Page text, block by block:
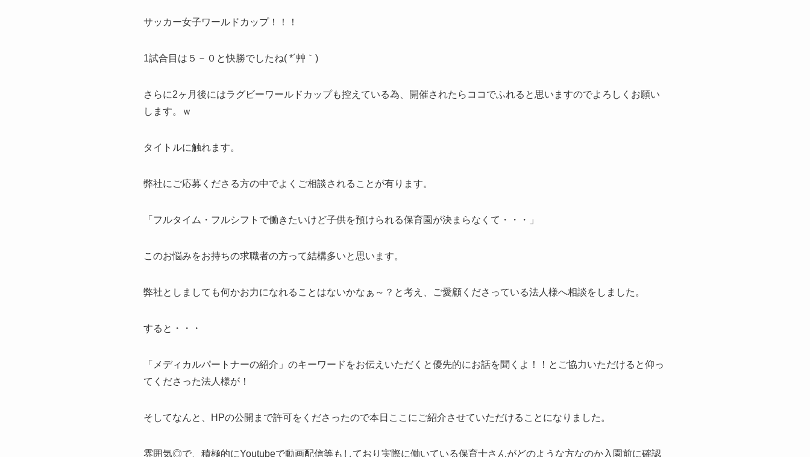
サッカー女子ワールドカップ！！！
1試合目は５－０と快勝でしたね( *´艸｀)
さらに2ヶ月後にはラグビーワールドカップも控えている為、開催されたらココでふれると思いますのでよろしくお願い
します。ｗ
タイトルに触れます。
弊社にご応募くださる方の中でよくご相談されることが有ります。
「フルタイム・フルシフトで働きたいけど子供を預けられる保育園が決まらなくて・・・」
このお悩みをお持ちの求職者の方って結構多いと思います。
弊社としましても何かお力になれることはないかなぁ～？と考え、ご愛顧くださっている法人様へ相談をしました。
すると・・・
「メディカルパートナーの紹介」のキーワードをお伝えいただくと優先的にお話を聞くよ！！とご協力いただけると仰っ
てくださった法人様が！
そしてなんと、HPの公開まで許可をくださったので本日ここにご紹介させていただけることになりました。
雰囲気◎で、積極的にYoutubeで動画配信等もしており実際に働いている保育士さんがどのような方なのか入園前に確認